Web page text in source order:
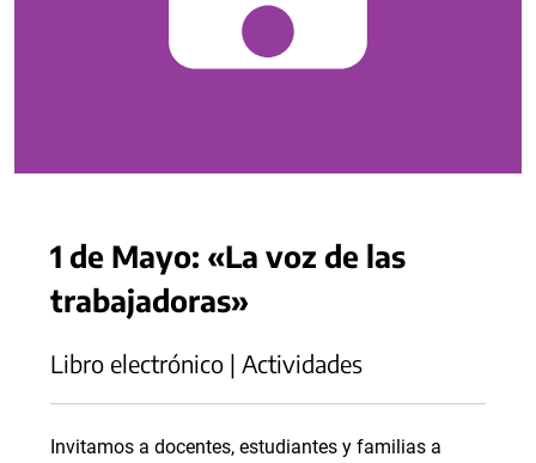
1 de Mayo: «La voz de las
trabajadoras»
Libro electrónico | Actividades
Invitamos a docentes, estudiantes y familias a